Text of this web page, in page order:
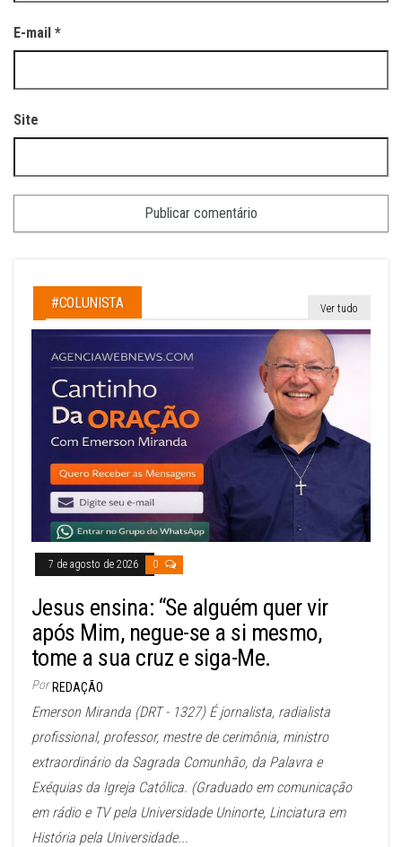
E-mail *
Site
#COLUNISTA Ver tudo
7 de agosto de 2026 0
Jesus ensina: “Se alguém quer vir
após Mim, negue-se a si mesmo,
tome a sua cruz e siga-Me.
Por REDAÇÃO
Emerson Miranda (DRT - 1327) É jornalista, radialista
profissional, professor, mestre de cerimônia, ministro
extraordinário da Sagrada Comunhão, da Palavra e
Exéquias da Igreja Católica. (Graduado em comunicação
em rádio e TV pela Universidade Uninorte, Linciatura em
História pela Universidade...